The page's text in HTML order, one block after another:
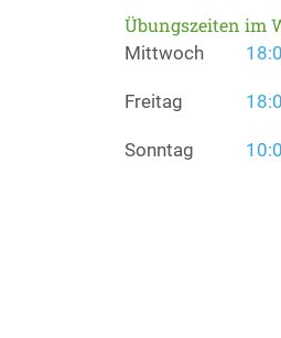
Übungszeiten im
Mittwoch
Freitag
Sonntag